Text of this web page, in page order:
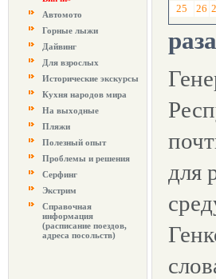
Автомото
Горные лыжи
Дайвинг
Для взрослых
Исторические экскурсы
Кухня народов мира
На выходные
Пляжи
Полезный опыт
Проблемы и решения
Серфинг
Экстрим
Справочная
информация
(расписание поездов,
адреса посольств)
25
26
раза
для